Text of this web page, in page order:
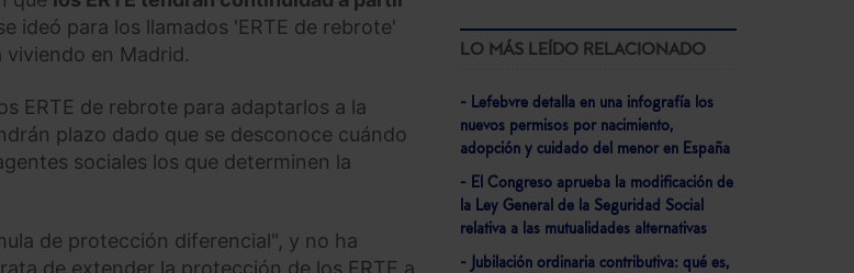
ideó para los llamados 'ERTE de rebrote'
viviendo en Madrid.
ERTE de rebrote para adaptarlos a la
plazo dado que se desconoce cuándo
sociales los que determinen la
de protección diferencial", y no ha
LO MÁS LEÍDO RELACIONADO
- Lefebvre detalla en una infografía los
nuevos permisos por nacimiento,
adopción y cuidado del menor en España
- El Congreso aprueba la modificación de
la Ley General de la Seguridad Social
relativa a las mutualidades alternativas
- Jubilación ordinaria contributiva: qué es,